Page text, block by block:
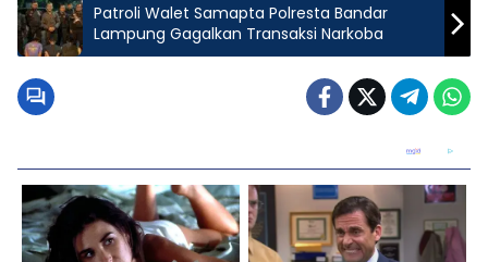
Patroli Walet Samapta Polresta Bandar
Lampung Gagalkan Transaksi Narkoba